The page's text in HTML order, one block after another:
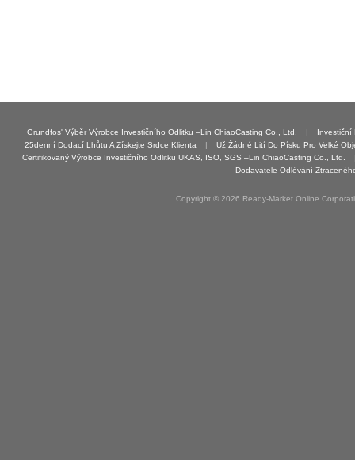
Grundfos' Výběr Výrobce Investičního Odlitku –Lin ChiaoCasting Co., Ltd. |
Investiční
25denní Dodací Lhůtu A Získejte Srdce Klienta
|
Už Žádné Lití Do Písku Pro Velké
Certifikovaný Výrobce Investičního Odlitku UKAS, ISO, SGS –Lin ChiaoCasting Co., Ltd.
Dodavatele Odlévání
Copyright © 2026 Ready-Market Online